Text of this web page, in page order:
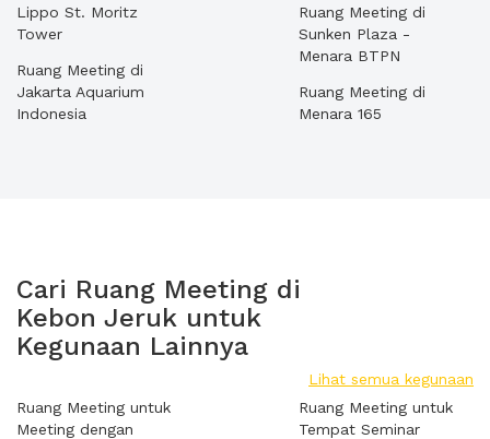
Lippo St. Moritz
Tower
Ruang Meeting di
Jakarta Aquarium
Indonesia
Ruang Meeting di
Sunken Plaza -
Menara BTPN
Ruang Meeting di
Menara 165
Cari Ruang Meeting di
Kebon Jeruk untuk
Kegunaan Lainnya
Lihat semua kegunaan
Ruang Meeting untuk
Meeting dengan
Ruang Meeting untuk
Tempat Seminar